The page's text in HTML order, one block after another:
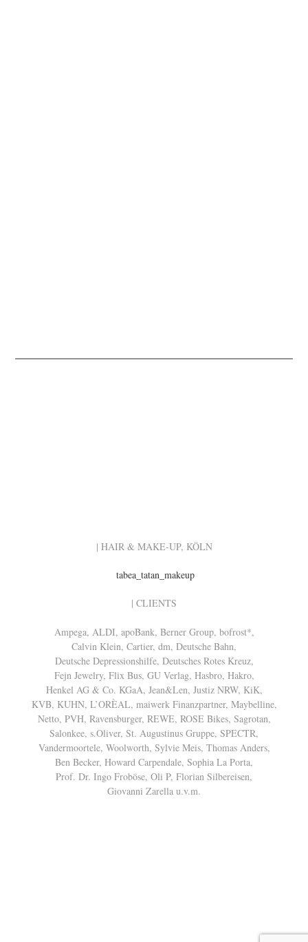
| HAIR & MAKE-UP, KÖLN
tabea_tatan_makeup
| CLIENTS
Ampega, ALDI, apoBank, Berner Group, bofrost*,
Calvin Klein, Cartier, dm, Deutsche Bahn,
Deutsche Depressionshilfe, Deutsches Rotes Kreuz,
Fejn Jewelry, Flix Bus, GU Verlag, Hasbro, Hakro,
Henkel AG & Co. KGaA, Jean&Len, Justiz NRW, KiK,
KVB, KUHN, L’ORÈAL, maiwerk Finanzpartner, Maybelline,
Netto, PVH, Ravensburger, REWE, ROSE Bikes, Sagrotan,
Salonkee, s.Oliver, St. Augustinus Gruppe, SPECTR,
Vandermoortele, Woolworth, Sylvie Meis, Thomas Anders,
Ben Becker, Howard Carpendale, Sophia La Porta,
Prof. Dr. Ingo Froböse, Oli P, Florian Silbereisen,
Giovanni Zarella u.v.m.